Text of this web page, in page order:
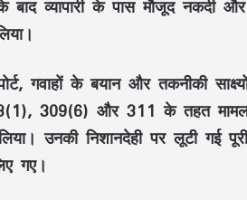
गवाहों के बयान और तकनीकी
309(6) और 311 के तहत
उनकी निशानदेही पर लूटी गई
गए।